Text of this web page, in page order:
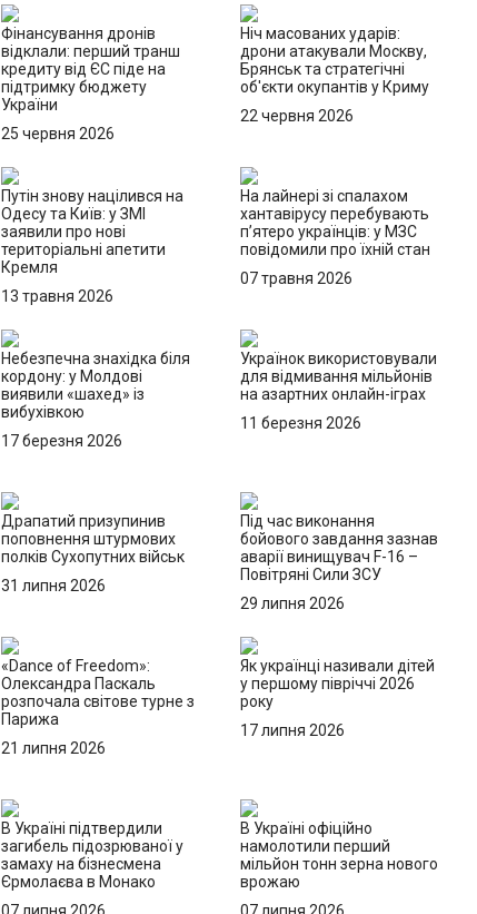
Фінансування дронів
відклали: перший транш
кредиту від ЄС піде на
підтримку бюджету
України
25 червня 2026
Ніч масованих ударів:
дрони атакували Москву,
Брянськ та стратегічні
об'єкти окупантів у Криму
22 червня 2026
Путін знову націлився на
Одесу та Київ: у ЗМІ
заявили про нові
територіальні апетити
Кремля
13 травня 2026
На лайнері зі спалахом
хантавірусу перебувають
п’ятеро українців: у МЗС
повідомили про їхній стан
07 травня 2026
Небезпечна знахідка біля
кордону: у Молдові
виявили «шахед» із
вибухівкою
17 березня 2026
Українок використовували
для відмивання мільйонів
на азартних онлайн-іграх
11 березня 2026
Драпатий призупинив
поповнення штурмових
полків Сухопутних військ
31 липня 2026
Під час виконання
бойового завдання зазнав
аварії винищувач F-16 –
Повітряні Сили ЗСУ
29 липня 2026
«Dance of Freedom»:
Олександра Паскаль
розпочала світове турне з
Парижа
21 липня 2026
Як українці називали дітей
у першому півріччі 2026
року
17 липня 2026
В Україні підтвердили
загибель підозрюваної у
замаху на бізнесмена
Єрмолаєва в Монако
В Україні офіційно
намолотили перший
мільйон тонн зерна нового
врожаю